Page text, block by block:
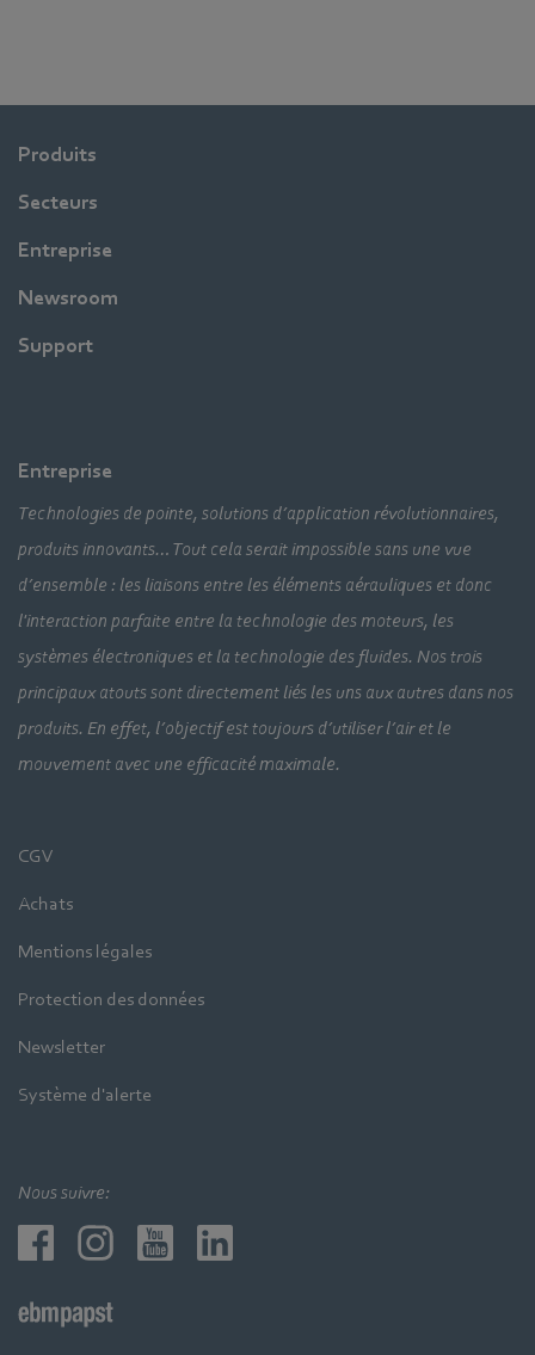
Produits
Secteurs
Entreprise
Newsroom
Support
Entreprise
Technologies de pointe, solutions d’application révolutionnaires,
produits innovants… Tout cela serait impossible sans une vue
d’ensemble : les liaisons entre les éléments aérauliques et donc
l'interaction parfaite entre la technologie des moteurs, les
systèmes électroniques et la technologie des fluides. Nos trois
principaux atouts sont directement liés les uns aux autres dans nos
produits. En effet, l’objectif est toujours d’utiliser l’air et le
mouvement avec une efficacité maximale.
CGV
Achats
Mentions légales
Protection des données
Newsletter
Système d'alerte
Nous suivre: